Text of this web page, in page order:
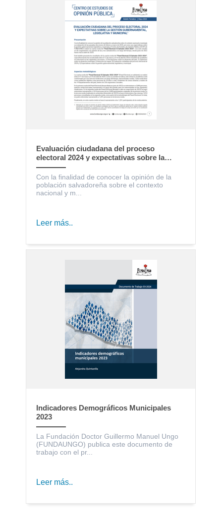
Evaluación ciudadana del proceso
electoral 2024 y expectativas sobre la
gestión gubernamental, legislativa y
municipal
Con la finalidad de conocer la opinión de la
población salvadoreña sobre el contexto
nacional y m...
Leer más..
Indicadores Demográficos Municipales
2023
La Fundación Doctor Guillermo Manuel Ungo
(FUNDAUNGO) publica este documento de
trabajo con el pr...
Leer más..